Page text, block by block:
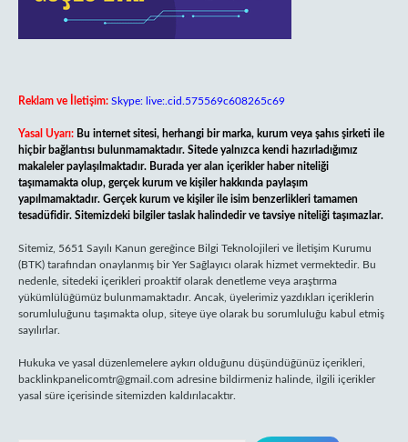
Reklam ve İletişim: Skype: live:.cid.575569c608265c69
Yasal Uyarı: Bu internet sitesi, herhangi bir marka, kurum veya şahıs şirketi ile
hiçbir bağlantısı bulunmamaktadır. Sitede yalnızca kendi hazırladığımız
makaleler paylaşılmaktadır. Burada yer alan içerikler haber niteliği
taşımamakta olup, gerçek kurum ve kişiler hakkında paylaşım
yapılmamaktadır. Gerçek kurum ve kişiler ile isim benzerlikleri tamamen
tesadüfidir. Sitemizdeki bilgiler taslak halindedir ve tavsiye niteliği taşımazlar.
Sitemiz, 5651 Sayılı Kanun gereğince Bilgi Teknolojileri ve İletişim Kurumu
(BTK) tarafından onaylanmış bir Yer Sağlayıcı olarak hizmet vermektedir. Bu
nedenle, sitedeki içerikleri proaktif olarak denetleme veya araştırma
yükümlülüğümüz bulunmamaktadır. Ancak, üyelerimiz yazdıkları içeriklerin
sorumluluğunu taşımakta olup, siteye üye olarak bu sorumluluğu kabul etmiş
sayılırlar.
Hukuka ve yasal düzenlemelere aykırı olduğunu düşündüğünüz içerikleri,
backlinkpanelicomtr@gmail.com adresine bildirmeniz halinde, ilgili içerikler
yasal süre içerisinde sitemizden kaldırılacaktır.